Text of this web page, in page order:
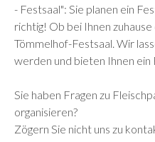
- Festsaal": Sie planen ein
richtig! Ob bei Ihnen
Tömmelhof-Festsaal. Wir
werden und bieten Ihnen ein
Sie haben Fragen zu
organisieren?
Zögern Sie nicht uns zu